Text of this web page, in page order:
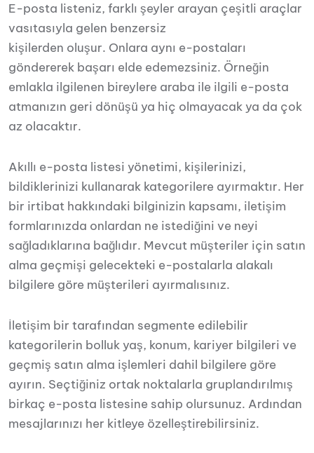
E-posta listeniz, farklı şeyler arayan çeşitli araçlar
vasıtasıyla gelen benzersiz
kişilerden oluşur. Onlara aynı e-postaları
göndererek başarı elde edemezsiniz. Örneğin
emlakla ilgilenen bireylere araba ile ilgili e-posta
atmanızın geri dönüşü ya hiç olmayacak ya da çok
az olacaktır.
Akıllı e-posta listesi yönetimi, kişilerinizi,
bildiklerinizi kullanarak kategorilere ayırmaktır. Her
bir irtibat hakkındaki bilginizin kapsamı, iletişim
formlarınızda onlardan ne istediğini ve neyi
sağladıklarına bağlıdır. Mevcut müşteriler için satın
alma geçmişi gelecekteki e-postalarla alakalı
bilgilere göre müşterileri ayırmalısınız.
İletişim bir tarafından segmente edilebilir
kategorilerin bolluk yaş, konum, kariyer bilgileri ve
geçmiş satın alma işlemleri dahil bilgilere göre
ayırın. Seçtiğiniz ortak noktalarla gruplandırılmış
birkaç e-posta listesine sahip olursunuz. Ardından
mesajlarınızı her kitleye özelleştirebilirsiniz.